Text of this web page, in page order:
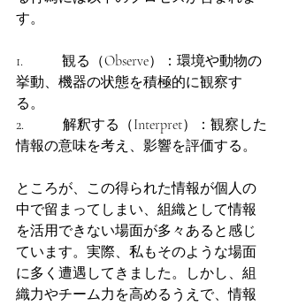
す。
1.           観る（Observe）：環境や動物の
挙動、機器の状態を積極的に観察す
る。
2.           解釈する（Interpret）：観察した
情報の意味を考え、影響を評価する。
ところが、この得られた情報が個人の
中で留まってしまい、組織として情報
を活用できない場面が多々あると感じ
ています。実際、私もそのような場面
に多く遭遇してきました。しかし、組
織力やチーム力を高めるうえで、情報